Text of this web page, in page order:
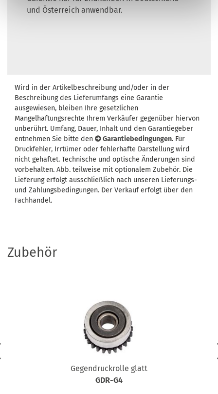
und Österreich anwendbar.
Wird in der Artikelbeschreibung und/oder in der
Beschreibung des Lieferumfangs eine Garantie
ausgewiesen, bleiben Ihre gesetzlichen
Mangelhaftungsrechte Ihrem Verkäufer gegenüber hiervon
unberührt. Umfang, Dauer, Inhalt und den Garantiegeber
entnehmen Sie bitte den
Garantiebedingungen. Für
Druckfehler, Irrtümer oder fehlerhafte Darstellung wird
nicht gehaftet. Technische und optische Änderungen sind
vorbehalten. Abb. teilweise mit optionalem Zubehör. Die
Lieferung erfolgt ausschließlich nach unseren Lieferungs-
und Zahlungsbedingungen. Der Verkauf erfolgt über den
Fachhandel.
Zubehör
Gegendruckrolle glatt
GDR-G4